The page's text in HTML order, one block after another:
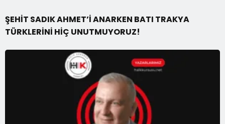
ŞEHİT SADIK AHMET’İ ANARKEN BATI TRAKYA
TÜRKLERİNİ HİÇ UNUTMUYORUZ!